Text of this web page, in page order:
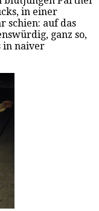
in einer
schien: auf das
ganz so,
in naiver